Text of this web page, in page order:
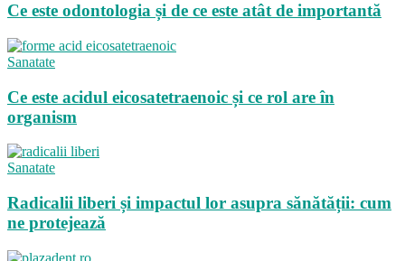
Ce este odontologia și de ce este atât de importantă
Sanatate
Ce este acidul eicosatetraenoic și ce rol are în
organism
Sanatate
Radicalii liberi și impactul lor asupra sănătății: cum
ne protejează